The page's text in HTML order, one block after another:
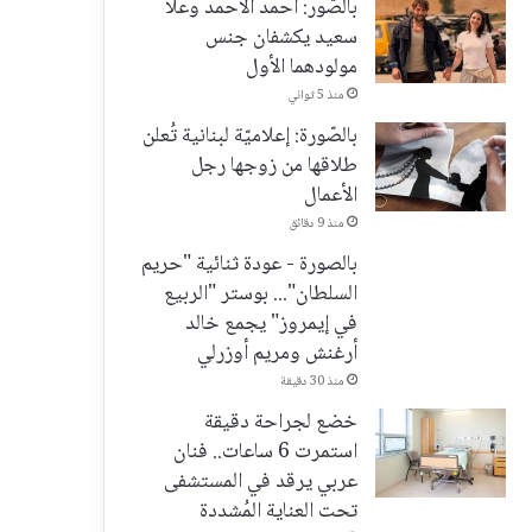
بالصّور: أحمد الأحمد وعلا
سعيد يكشفان جنس
مولودهما الأول
منذ 5 ثواني
بالصّورة: إعلاميّة لبنانية تُعلن
طلاقها من زوجها رجل
الأعمال
منذ 9 دقائق
بالصورة - عودة ثنائية "حريم
السلطان"... بوستر "الربيع
في إيمروز" يجمع خالد
أرغنش ومريم أوزرلي
منذ 30 دقيقة
خضع لجراحة دقيقة
استمرت 6 ساعات.. فنان
عربي يرقد في المستشفى
تحت العناية المُشددة